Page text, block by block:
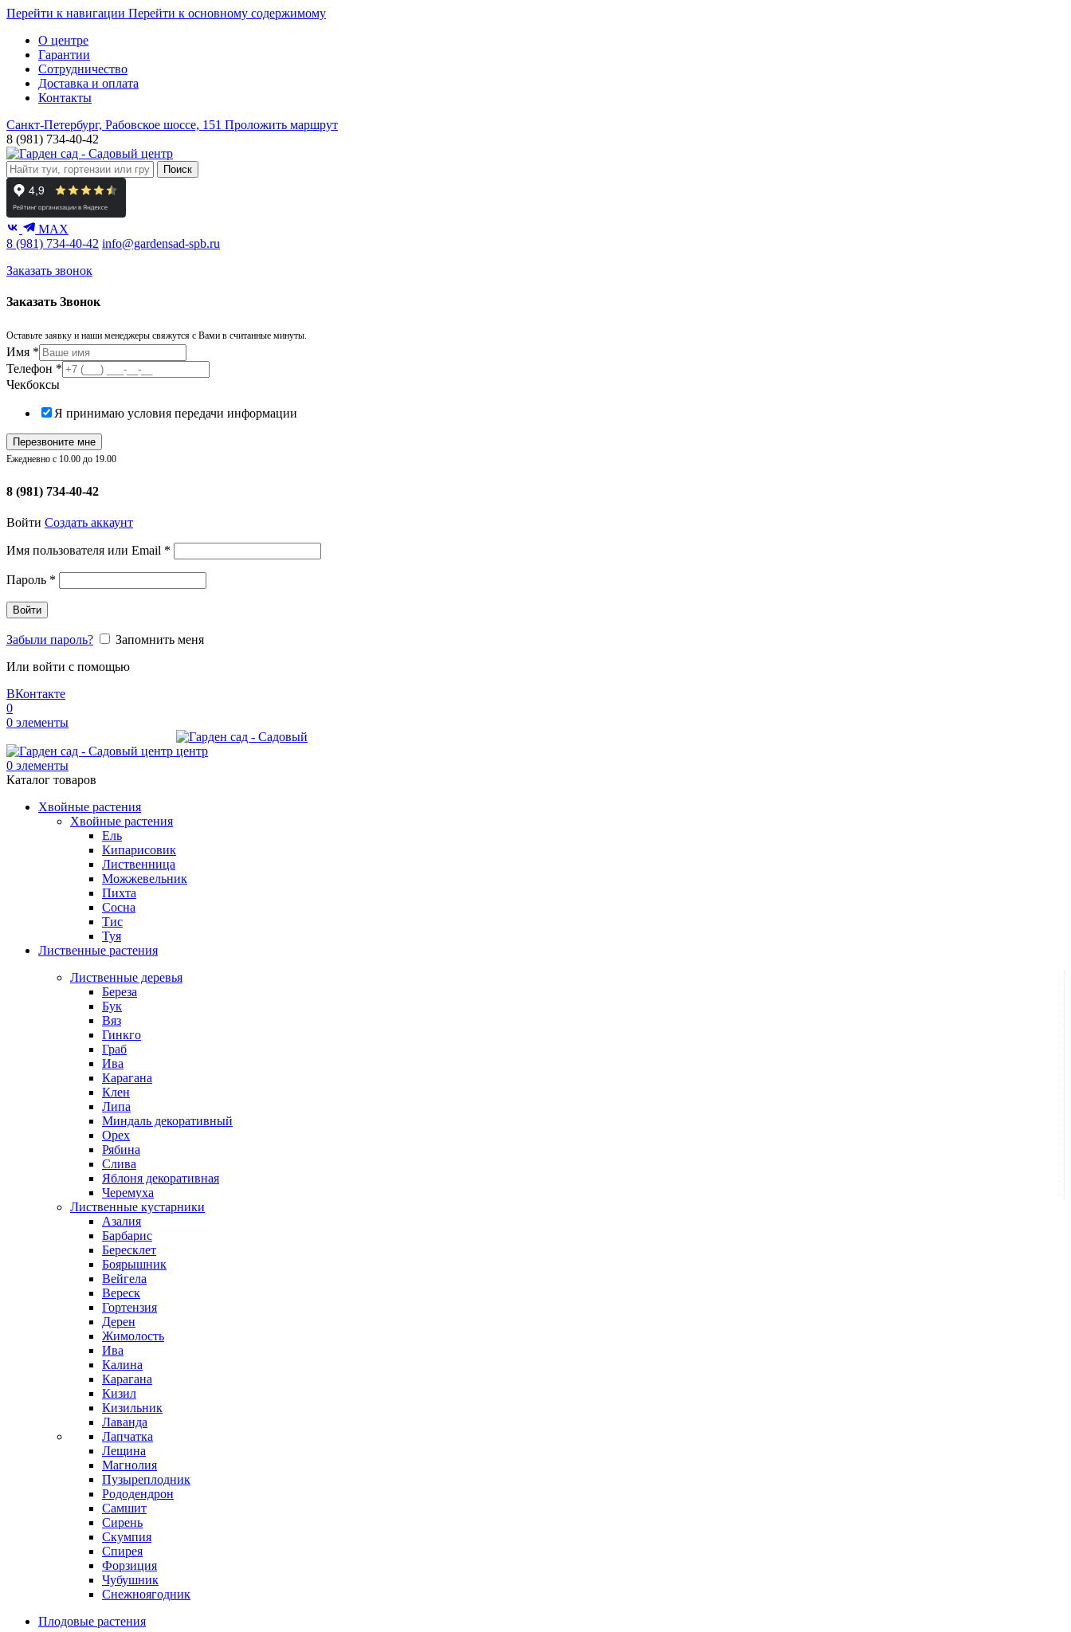
Перейти к навигации Перейти к основному содержимому
О центре
Гарантии
Сотрудничество
Доставка и оплата
Контакты
Санкт-Петербург, Рабовское шоссе, 151 Проложить маршрут
8 (981) 734-40-42
Поиск
MAX
8 (981) 734-40-42 info@gardensad-spb.ru
Заказать звонок
Заказать Звонок
Оставьте заявку и наши менеджеры свяжутся с Вами в считанные минуты.
Имя *
Телефон *
Чекбоксы
Я принимаю условия передачи информации
Перезвоните мне
Ежедневно с 10.00 до 19.00
8 (981) 734-40-42
Войти Создать аккаунт
Имя пользователя или Email *
Пароль *
Войти
Забыли пароль?
Запомнить меня
Или войти с помощью
ВКонтакте
0
0 элементы
0 элементы
Каталог товаров
Хвойные растения
Хвойные растения
Ель
Кипарисовик
Лиственница
Можжевельник
Пихта
Сосна
Тис
Туя
Лиственные растения
Лиственные деревья
Береза
Бук
Вяз
Гинкго
Граб
Ива
Карагана
Клен
Липа
Миндаль декоративный
Орех
Рябина
Слива
Яблоня декоративная
Черемуха
Лиственные кустарники
Азалия
Барбарис
Бересклет
Боярышник
Вейгела
Вереск
Гортензия
Дерен
Жимолость
Ива
Калина
Карагана
Кизил
Кизильник
Лаванда
Лапчатка
Лещина
Магнолия
Пузыреплодник
Рододендрон
Самшит
Сирень
Скумпия
Спирея
Форзиция
Чубушник
Снежноягодник
Плодовые растения